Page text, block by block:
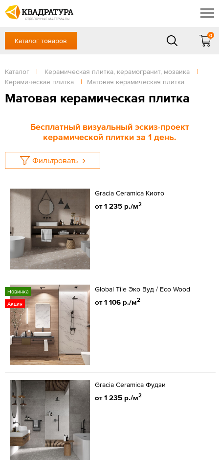
ОТДЕЛОЧНЫЕ МАТЕРИАЛЫ
Профи
Доставка и оплата
Готовые решения
Акции
Отзывы
+7 (391) 222-30-37
Сб, Вс — выходной
ЗАКАЗАТЬ ЗВОНОК
Вход / Регистрация
Каталог товаров
0
Каталог | Керамическая плитка, керамогранит, мозаика
|
Керамическая плитка
| Матовая керамическая плитка
Матовая керамическая плитка
Бесплатный визуальный эскиз-проект
керамической плитки за 1 день.
Фильтровать
Gracia Ceramica Киото
от 1 235 р./м2
Новинка
Акция
Global Tile Эко Вуд / Eco Wood
от 1 106 р./м2
Gracia Ceramica Фудзи
от 1 235 р./м2